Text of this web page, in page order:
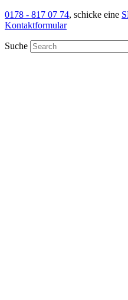
0178 - 817 07 74, schicke eine
Kontaktformular
Suche